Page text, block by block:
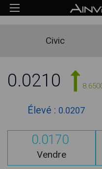
Civic
0.0210
Élevé : 0.0207
0.0170
Vendre